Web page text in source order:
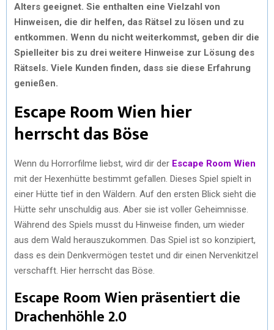
Alters geeignet. Sie enthalten eine Vielzahl von
Hinweisen, die dir helfen, das Rätsel zu lösen und zu
entkommen. Wenn du nicht weiterkommst, geben dir die
Spielleiter bis zu drei weitere Hinweise zur Lösung des
Rätsels. Viele Kunden finden, dass sie diese Erfahrung
genießen.
Escape Room Wien hier
herrscht das Böse
Wenn du Horrorfilme liebst, wird dir der Escape Room Wien
mit der Hexenhütte bestimmt gefallen. Dieses Spiel spielt in
einer Hütte tief in den Wäldern. Auf den ersten Blick sieht die
Hütte sehr unschuldig aus. Aber sie ist voller Geheimnisse.
Während des Spiels musst du Hinweise finden, um wieder
aus dem Wald herauszukommen. Das Spiel ist so konzipiert,
dass es dein Denkvermögen testet und dir einen Nervenkitzel
verschafft. Hier herrscht das Böse.
Escape Room Wien präsentiert die
Drachenhöhle 2.0